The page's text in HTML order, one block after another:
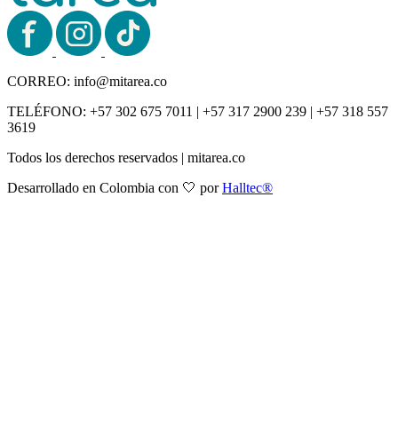
CORREO: info@mitarea.co
TELÉFONO: +57 302 675 7011 | +57 317 2900 239 | +57 318 557
3619
Todos los derechos reservados | mitarea.co
Desarrollado en Colombia con 🤍 porHalltec®